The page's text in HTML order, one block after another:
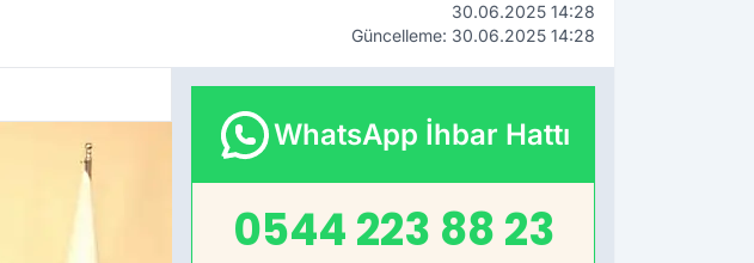
30.06.2025 14:28
Güncelleme: 30.06.2025 14:28
WhatsApp İhbar Hattı
0544 223 88 23